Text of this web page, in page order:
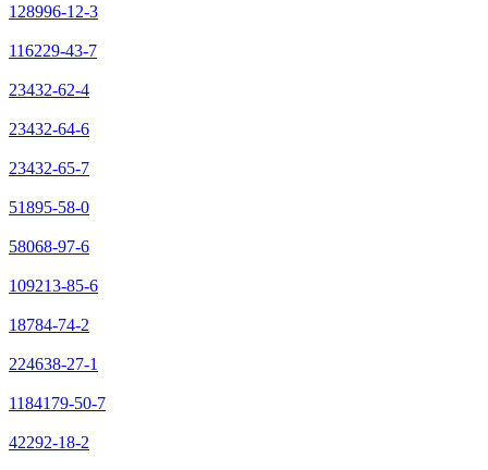
128996-12-3
116229-43-7
23432-62-4
23432-64-6
23432-65-7
51895-58-0
58068-97-6
109213-85-6
18784-74-2
224638-27-1
1184179-50-7
42292-18-2